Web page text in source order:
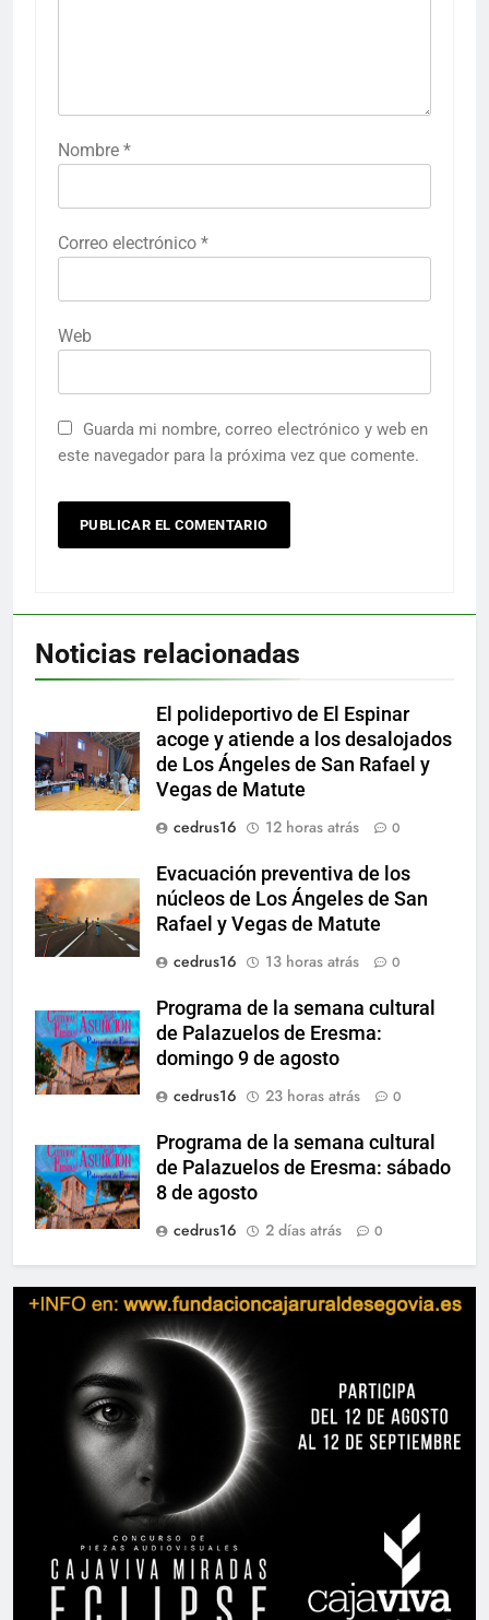
Nombre *
Correo electrónico *
Web
Guarda mi nombre, correo electrónico y web en
este navegador para la próxima vez que comente.
Noticias relacionadas
El polideportivo de El Espinar
acoge y atiende a los desalojados
de Los Ángeles de San Rafael y
Vegas de Matute
cedrus16
12 horas atrás 0
Evacuación preventiva de los
núcleos de Los Ángeles de San
Rafael y Vegas de Matute
cedrus16
13 horas atrás 0
Programa de la semana cultural
de Palazuelos de Eresma:
domingo 9 de agosto
cedrus16
23 horas atrás 0
Programa de la semana cultural
de Palazuelos de Eresma: sábado
8 de agosto
cedrus16
2 días atrás 0